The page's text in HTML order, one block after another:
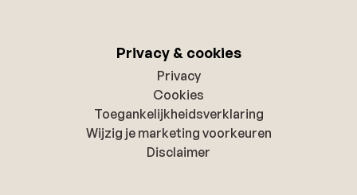
Privacy & cookies
Privacy
Cookies
Toegankelijkheidsverklaring
Wijzig je marketing voorkeuren
Disclaimer